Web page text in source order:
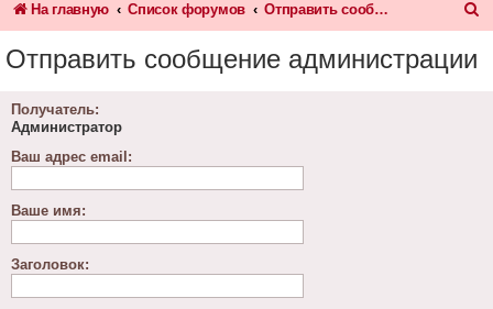
На главную Список форумов Отправить сообщение администрации
Отправить сообщение администрации
Получатель:
Администратор
Ваш адрес email:
Ваше имя:
Заголовок: